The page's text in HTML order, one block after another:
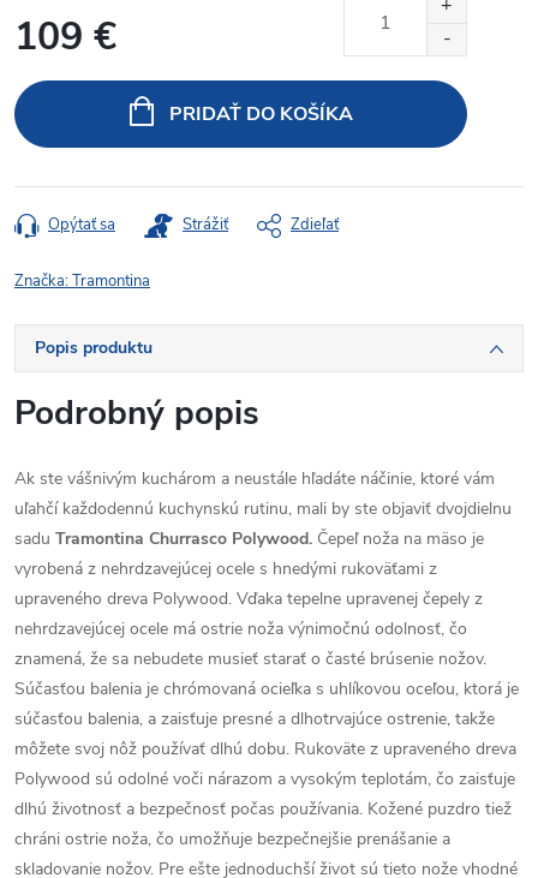
109 €
cena:
PRIDAŤ DO KOŠÍKA
Opýtať sa Strážiť Zdieľať
Značka:Tramontina
Popis produktu
Podrobný popis
Ak ste vášnivým kuchárom a neustále hľadáte náčinie, ktoré vám
uľahčí každodennú kuchynskú rutinu, mali by ste objaviť dvojdielnu
sadu Tramontina Churrasco Polywood. Čepeľ noža na mäso je
vyrobená z nehrdzavejúcej ocele s hnedými rukoväťami z
upraveného dreva Polywood. Vďaka tepelne upravenej čepely z
nehrdzavejúcej ocele má ostrie noža výnimočnú odolnosť, čo
znamená, že sa nebudete musieť starať o časté brúsenie nožov.
Súčasťou balenia je chrómovaná ocieľka s uhlíkovou oceľou, ktorá je
súčasťou balenia, a zaisťuje presné a dlhotrvajúce ostrenie, takže
môžete svoj nôž používať dlhú dobu. Rukoväte z upraveného dreva
Polywood sú odolné voči nárazom a vysokým teplotám, čo zaisťuje
dlhú životnosť a bezpečnosť počas používania. Kožené puzdro tiež
chráni ostrie noža, čo umožňuje bezpečnejšie prenášanie a
skladovanie nožov. Pre ešte jednoduchší život sú tieto nože vhodné